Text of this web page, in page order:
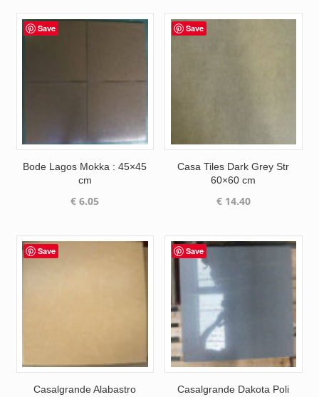
Save
Bode Lagos Mokka : 45×45
cm
€ 6.05
Save
Casa Tiles Dark Grey Str
60×60 cm
€14.40
Save
Casalgrande Alabastro
Save
Casalgrande Dakota Poli